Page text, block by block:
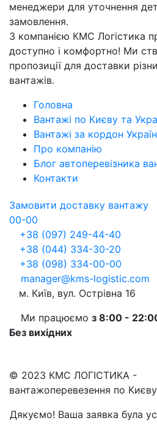
менеджери для уточнення
замовлення.
З компанією КМС Логістика
доступно і комфортно! Ми
пропозиції для доставки
вантажів.
Головна
Вантажі по Києву та
Вантажі за кордон
Про компанію
Блог автоперевізника
Контакти
Замовити доставку вантажу
00-00
+38 (097) 249-44-40
+38 (044) 334-30-20
+38 (098) 334-00-00
manager@kms-logistic.com
м. Київ, вул. Острівна 16
Ми працюємо з 8:00 -
Без вихідних
© 2023 КМС ЛОГІСТИКА -
вантажоперевезення по Києву
Дякуємо! Ваша заявка була